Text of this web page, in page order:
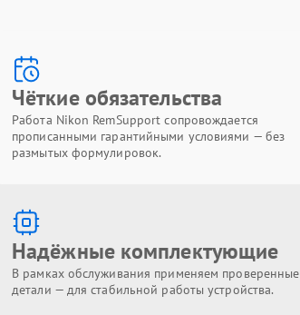
Чёткие обязательства
Работа Nikon RemSupport сопровождается
прописанными гарантийными условиями — без
размытых формулировок.
Надёжные комплектующие
В рамках обслуживания применяем проверенные
детали — для стабильной работы устройства.